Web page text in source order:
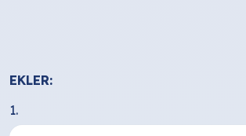
EKLER:
1.